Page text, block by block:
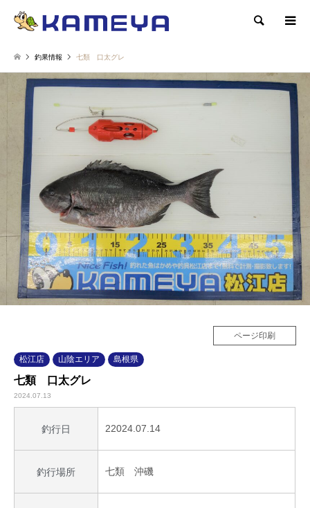
検索
釣果情報 七類 口太グレ
ページ印刷
松江店 山陰エリア 島根県
七類 口太グレ
2024.07.13
釣行日 22024.07.14
釣行場所 七類 沖磯